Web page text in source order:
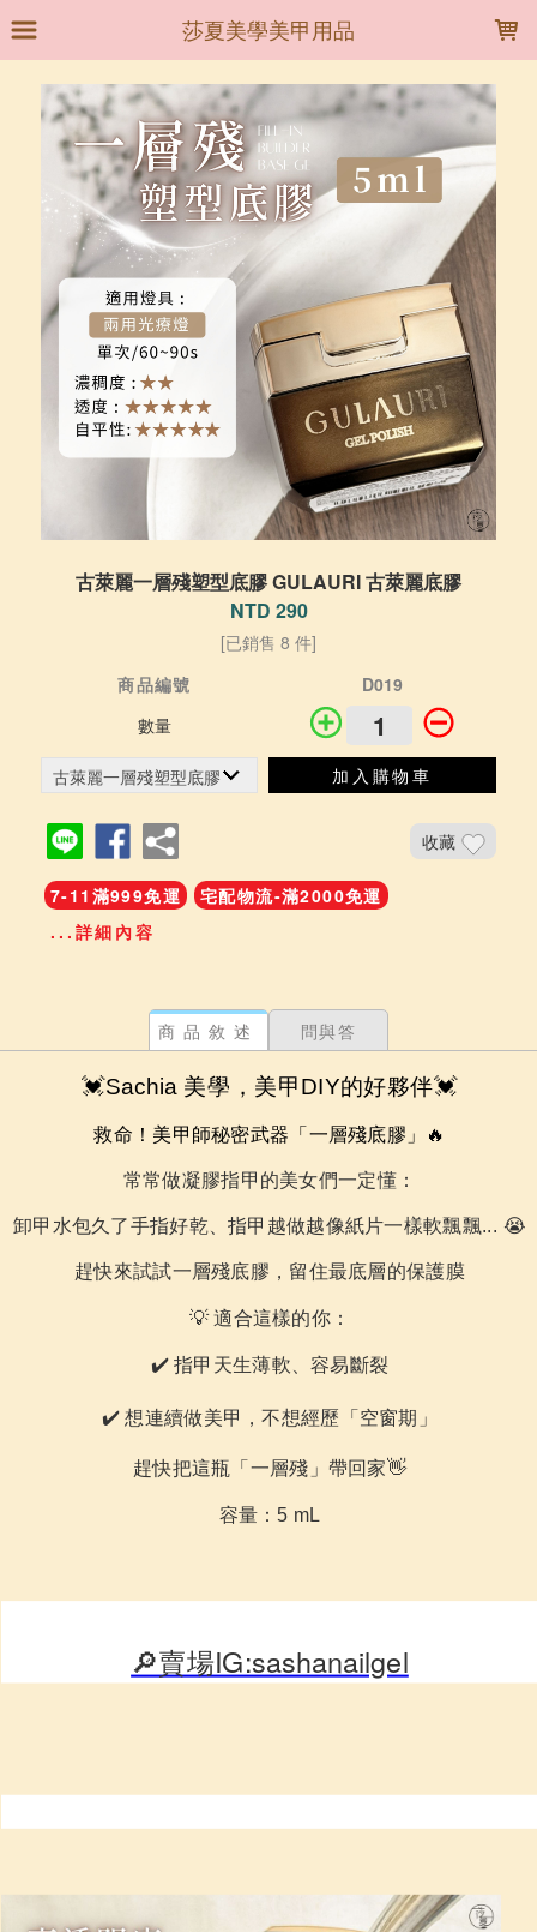
莎夏美學美甲用品
古萊麗一層殘塑型底膠 GULAURI 古萊麗底膠
NTD 290
[已銷售 8 件]
商品編號
D019
數量
加入購物車
收藏
7-11滿999免運
宅配物流-滿2000免運
...詳細內容
商品敘述 問與答